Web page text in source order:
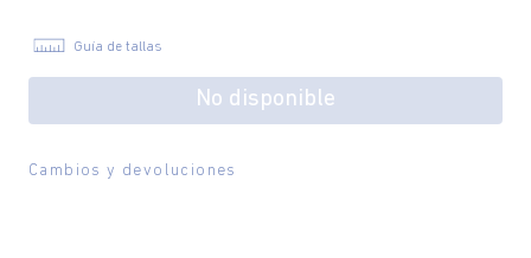
Guía de tallas
No disponible
Cambios y devoluciones